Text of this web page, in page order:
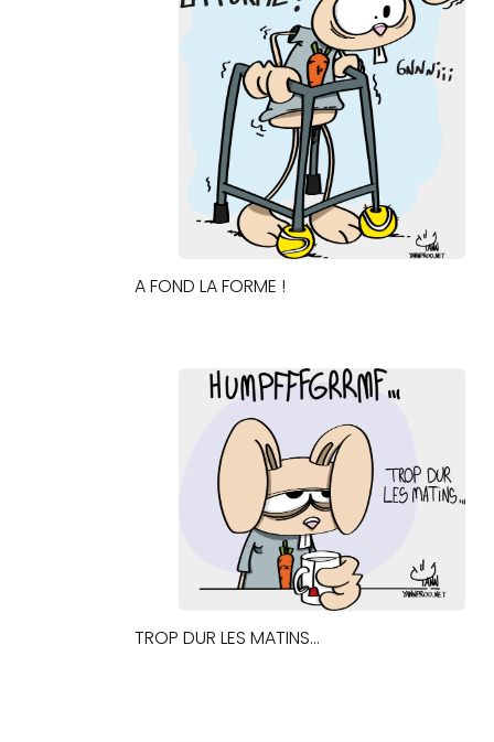
A FOND LA FORME !
TROP DUR LES MATINS…